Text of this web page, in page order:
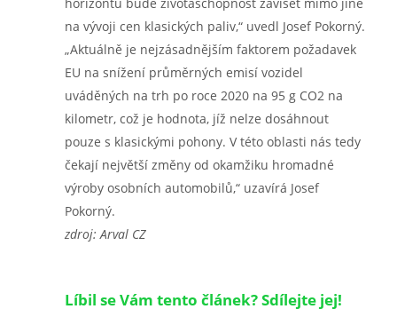
na vývoji cen klasických paliv,“ uvedl Josef Pokorný.
„Aktuálně je nejzásadnějším faktorem požadavek
EU na snížení průměrných emisí vozidel
uváděných na trh po roce 2020 na 95 g CO2 na
kilometr, což je hodnota, jíž nelze dosáhnout
pouze s klasickými pohony. V této oblasti nás tedy
čekají největší změny od okamžiku hromadné
výroby osobních automobilů,“ uzavírá Josef
Pokorný.
zdroj: Arval CZ
Líbil se Vám tento článek? Sdílejte jej!